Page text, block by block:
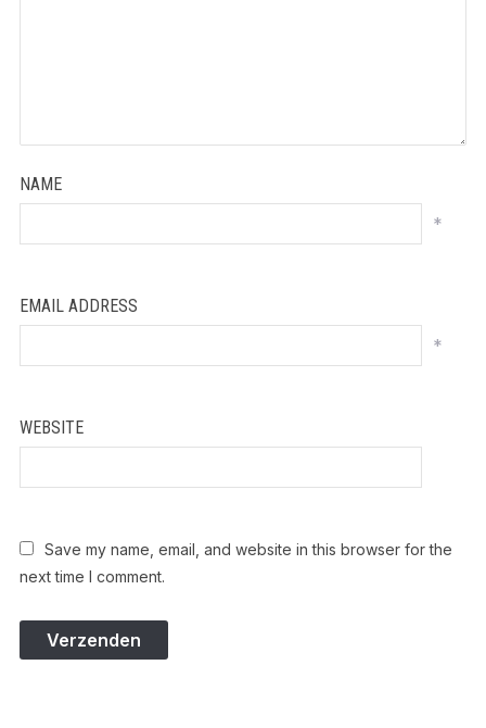
NAME
*
EMAIL ADDRESS
*
WEBSITE
Save my name, email, and website in this browser for the
next time I comment.